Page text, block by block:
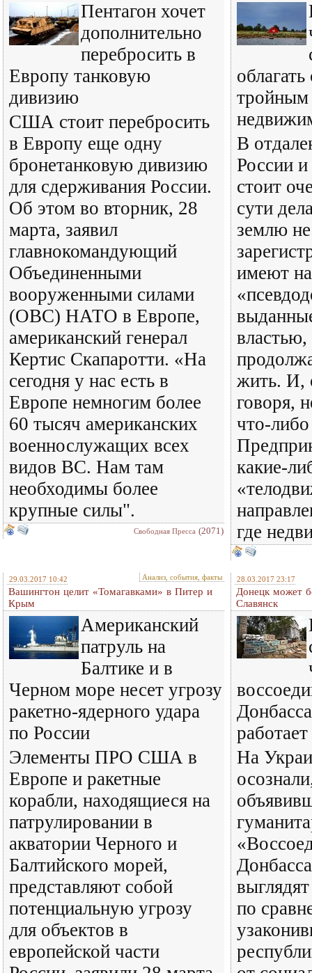
Пентагон хочет
дополнительно
перебросить в
Европу танковую
дивизию
США стоит перебросить
в Европу еще одну
бронетанковую дивизию
для сдерживания России.
Об этом во вторник, 28
марта, заявил
главнокомандующий
Объединенными
вооруженными силами
(ОВС) НАТО в Европе,
американский генерал
Кертис Скапаротти. «На
сегодня у нас есть в
Европе немногим более
60 тысяч американских
военнослужащих всех
видов ВС. Нам там
необходимы более
крупные силы".
Свободная Пресса (2071)
тройным
В
России и
стоит
сути
землю не
имеют
жить. И,
говоря,
что-либо
какие-
где
29.03.2017 10:42 Анализ, события, факты
Вашингтон целит «Томагавками» в Питер и
Крым
Американский
патруль на
Балтике и в
Черном море несет угрозу
ракетно-ядерного удара
по России
Элементы ПРО США в
Европе и ракетные
корабли, находящиеся на
патрулировании в
акватории Черного и
Балтийского морей,
представляют собой
потенциальную угрозу
для объектов в
европейской части
28.03.2017 23:17
Донецк может
Славянск
работает
На
по